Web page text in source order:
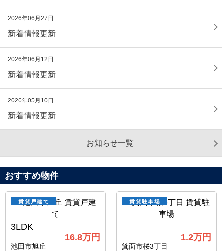
2026年06月27日
新着情報更新
2026年06月12日
新着情報更新
2026年05月10日
新着情報更新
お知らせ一覧
おすすめ物件
賃貸戸建て
3LDK
16.8万円
池田市旭丘
賃貸駐車場
1.2万円
箕面市桜3丁目